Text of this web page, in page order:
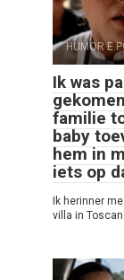
HUMOR E
Ik was
familie
baby
hem in
iets op
Ik herinner
villa in